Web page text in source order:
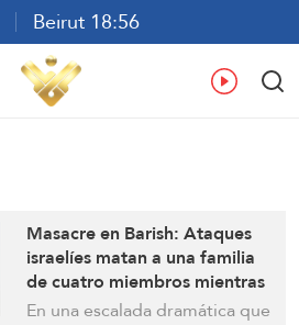
Beirut 18:56
ع En
Masacre en Barish: Ataques
israelíes matan a una familia
de cuatro miembros mientras
el bombardeo azota el sur del
En una escalada dramática que